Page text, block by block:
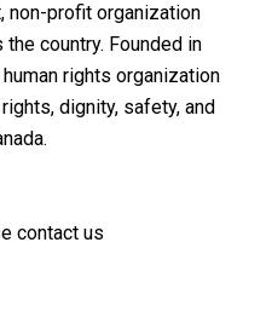
non-profit organization
country. Founded in
rights organization
dignity, safety, and
contact us